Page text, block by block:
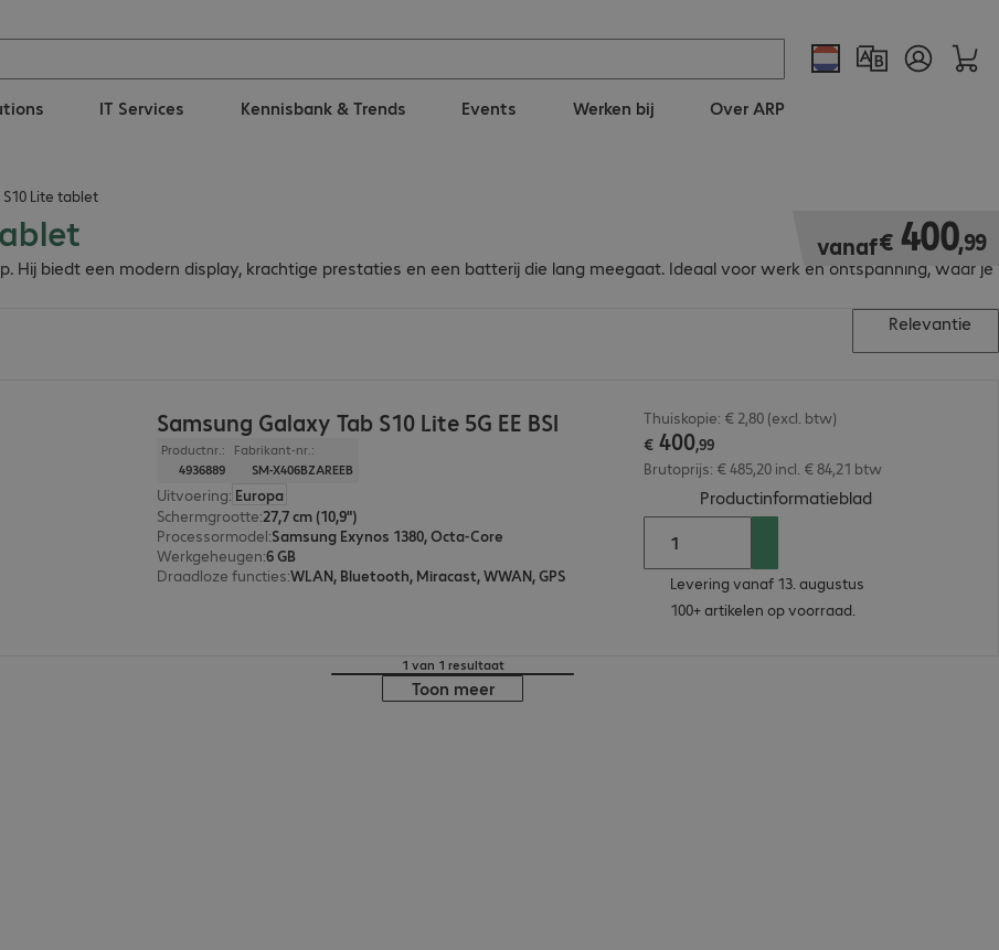
IT Services Kennisbank & Trends Events Werken bij Over ARP
Lite tablet
Hij biedt een modern display, krachtige prestaties en een batterij die lang meegaat. Ideaal voor werk en ontspanning, waar je
vanaf€ 400,99
€ 400,99
Relevantie
Samsung Galaxy Tab S10 Lite 5G EE BSI
Productnr.:
4936889
Fabrikant-nr.:
SM-X406BZAREEB
Uitvoering: Europa
Schermgrootte:27,7 cm (10,9")
Processormodel:Samsung Exynos 1380, Octa-Core
Werkgeheugen:6 GB
Draadloze functies:WLAN, Bluetooth, Miracast, WWAN, GPS
Thuiskopie: € 2,80 (excl. btw)
€ 400,99
Brutoprijs: € 485,20 incl. € 84,21 btw
Productinformatieblad(
Levering vanaf 13. augustus
100+ artikelen op voorraad.
1 van 1 resultaat
Toon meer